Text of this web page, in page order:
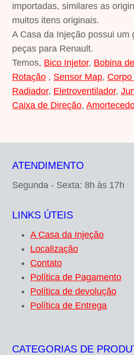
importadas, similares as
muitos itens originais.
A Casa da Injeção possui um
peças para Renault.
Temos, Bico Injetor, Bobina
Rotação , Sensor Map,
Radiador, Eletroventilador,
Caixa de Direção,
ATENDIMENTO
Segunda - Sexta: 8h às 17h
LINKS ÚTEIS
A Casa da Injeção
Localização
Contato
Política de Pagamento
Política de devolução
Política de Entrega
CATEGORIAS DE